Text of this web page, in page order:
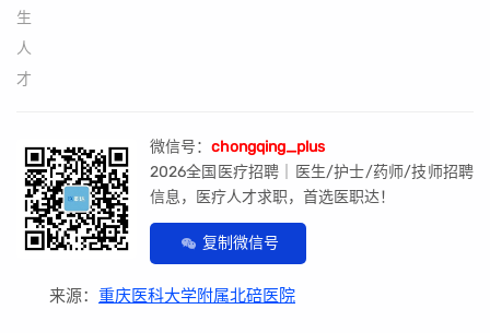
微信号： chongqing_plus
2026全国医疗招聘｜医生/护士/药师/技师招聘
信息，医疗人才求职，首选医职达！
复制微信号
来源： 重庆医科大学附属北碚医院